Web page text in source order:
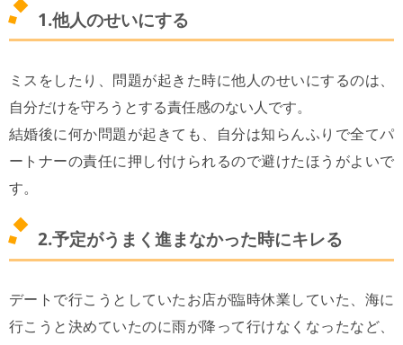
1.他人のせいにする
ミスをしたり、問題が起きた時に他人のせいにするのは、
自分だけを守ろうとする責任感のない人です。
結婚後に何か問題が起きても、自分は知らんふりで全てパ
ートナーの責任に押し付けられるので避けたほうがよいで
す。
2.予定がうまく進まなかった時にキレる
デートで行こうとしていたお店が臨時休業していた、海に
行こうと決めていたのに雨が降って行けなくなったなど、